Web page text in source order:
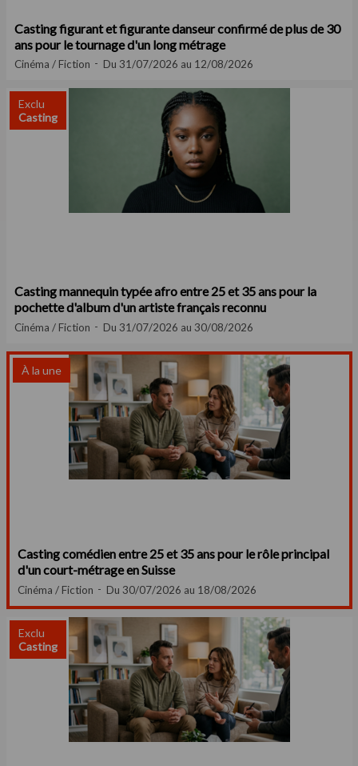
Casting figurant et figurante danseur confirmé de plus de 30
ans pour le tournage d'un long métrage
Cinéma / Fiction Du 31/07/2026 au 12/08/2026
Exclu
Casting
Casting mannequin typée afro entre 25 et 35 ans pour la
pochette d'album d'un artiste français reconnu
Cinéma / Fiction Du 31/07/2026 au 30/08/2026
À la une
Casting comédien entre 25 et 35 ans pour le rôle principal
d'un court-métrage en Suisse
Cinéma / Fiction Du 30/07/2026 au 18/08/2026
Exclu
Casting